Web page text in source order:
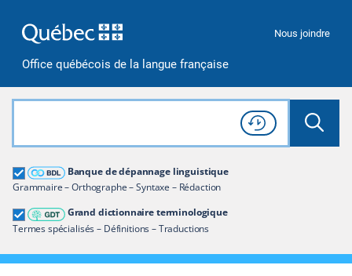
Office québécois de la langue française
Nous joindre
Rechercher dans tout le site
Lancer
Consulter l'
Historique
de recherche
Banque de dépannage linguistique
Grammaire – Orthographe – Syntaxe – Rédaction
Grand dictionnaire terminologique
Termes spécialisés – Définitions – Traductions
Grand dictionnaire terminologique
Restreindre aux termes